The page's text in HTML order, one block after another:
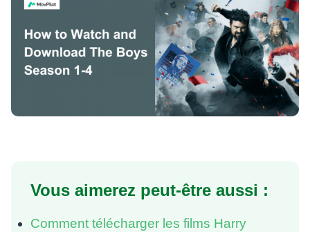
Vous aimerez peut-être aussi :
Comment télécharger les films Harry